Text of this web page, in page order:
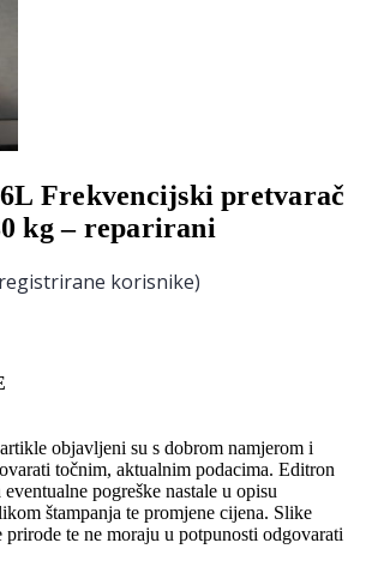
Frekvencijski pretvarač
kg – reparirani
korisnike)
objavljeni su s dobrom namjerom i
točnim, aktualnim podacima. Editron
pogreške nastale u opisu
štampanja te promjene cijena. Slike
te ne moraju u potpunosti odgovarati